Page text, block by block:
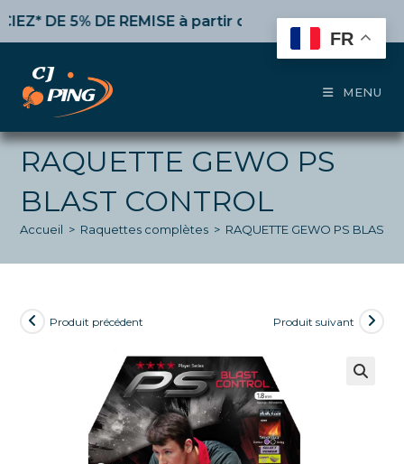
DE 5% DE REMISEà partir de 50€ d’achat,10%dès
MENU
RAQUETTE GEWO PS
BLAST CONTROL
Accueil > Raquettes complètes > RAQUETTE GEWO PS BLAST
Produit précédent Produit suivant
FR